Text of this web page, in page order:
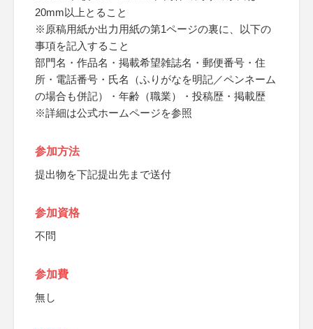
20mm以上とること
※原稿用紙か出力用紙の第1ページの裏に、以下の
事項を記入すること
部門名・作品名・掲載希望雑誌名・郵便番号・住
所・電話番号・氏名（ふりがなを明記／ペンネーム
の場合も併記）・年齢（職業）・投稿歴・掲載歴
※詳細は公式ホームページを参照
参加方法
提出物を下記提出先まで送付
参加資格
不問
参加費
無し